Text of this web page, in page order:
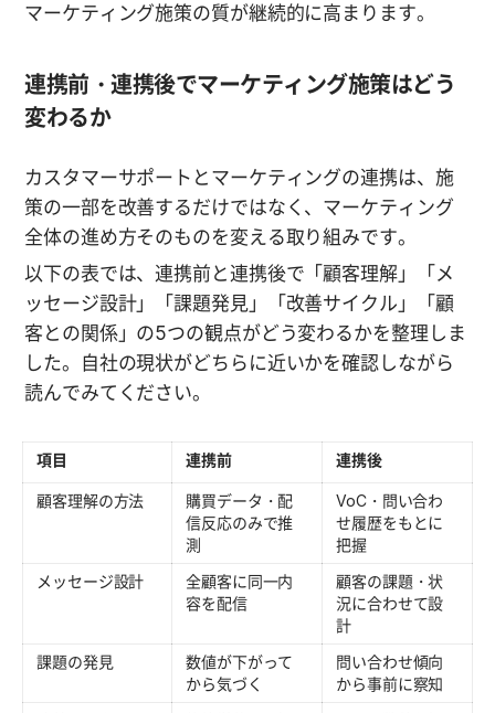
マーケティング施策の質が継続的に高まります。
連携前・連携後でマーケティング施策はどう
変わるか
カスタマーサポートとマーケティングの連携は、施
策の一部を改善するだけではなく、マーケティング
全体の進め方そのものを変える取り組みです。
以下の表では、連携前と連携後で「顧客理解」「メ
ッセージ設計」「課題発見」「改善サイクル」「顧
客との関係」の5つの観点がどう変わるかを整理しま
した。自社の現状がどちらに近いかを確認しながら
読んでみてください。
項目 連携前 連携後
顧客理解の方法
購買データ・配
信反応のみで推
測
VoC・問い合わ
せ履歴をもとに
把握
メッセージ設計
全顧客に同一内
容を配信
顧客の課題・状
況に合わせて設
計
課題の発見
数値が下がって
から気づく
問い合わせ傾向
から事前に察知